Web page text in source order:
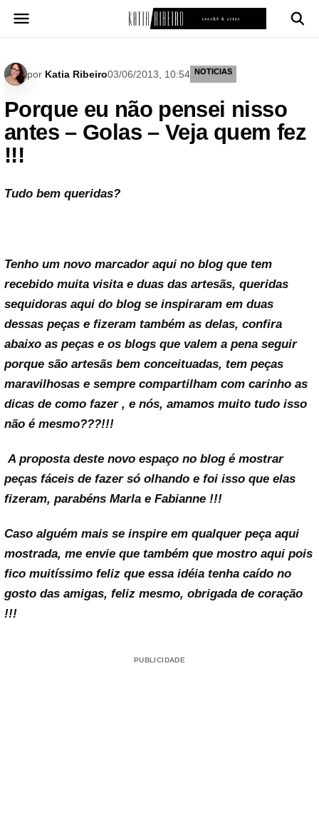
para
por Katia Ribeiro03/06/2013, 10:54 NOTICIAS
Porque eu não pensei nisso
antes – Golas – Veja quem fez
!!!
Tudo bem queridas?
Tenho um novo marcador aqui no blog que tem
recebido muita visita e duas das artesãs, queridas
sequidoras aqui do blog se inspiraram em duas
dessas peças e fizeram também as delas, confira
abaixo as peças e os blogs que valem a pena seguir
porque são artesãs bem conceituadas, tem peças
maravilhosas e sempre compartilham com carinho as
dicas de como fazer , e nós, amamos muito tudo isso
não é mesmo???!!!
A proposta deste novo espaço no blog é mostrar
peças fáceis de fazer só olhando e foi isso que elas
fizeram, parabéns Marla e Fabianne !!!
Caso alguém mais se inspire em qualquer peça aqui
mostrada, me envie que também que mostro aqui pois
fico muitíssimo feliz que essa idéia tenha caído no
gosto das amigas, feliz mesmo, obrigada de coração
!!!
PUBLICIDADE